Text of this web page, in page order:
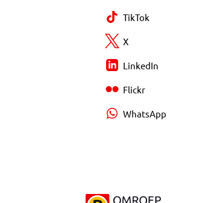
TikTok
X
LinkedIn
Flickr
WhatsApp